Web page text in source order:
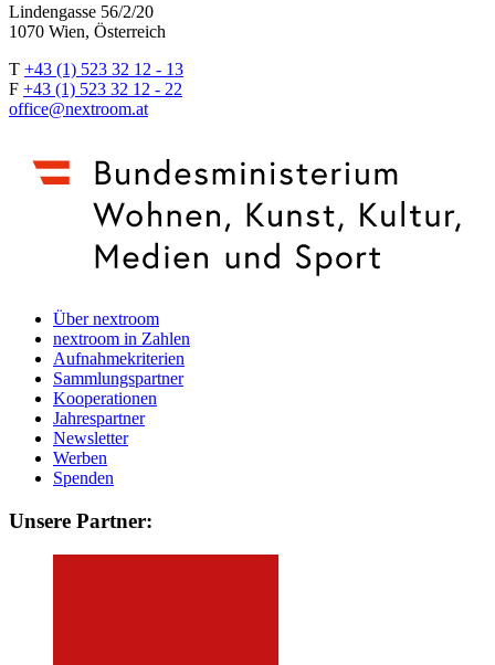
Lindengasse 56/2/20
1070 Wien, Österreich
T +43 (1) 523 32 12 - 13
F +43 (1) 523 32 12 - 22
office@nextroom.at
Über nextroom
nextroom in Zahlen
Aufnahmekriterien
Sammlungspartner
Kooperationen
Jahrespartner
Newsletter
Werben
Spenden
Unsere Partner: